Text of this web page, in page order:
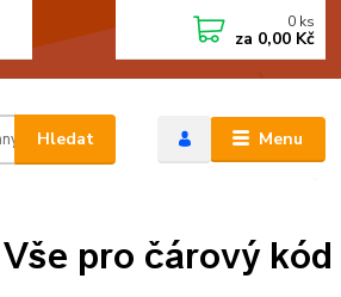
Menu
Hledat
0 ks
za 0,00 Kč